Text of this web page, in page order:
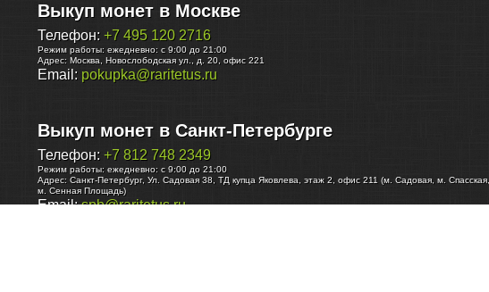
Выкуп монет в Москве
Телефон: +7 495 120 2716
Режим работы: ежедневно: с 9:00 до 21:00
Адрес: Москва Новослободская ул., д. 20, офис 221
Email: pokupka@raritetus.ru
Выкуп монет в Санкт-Петербурге
Телефон: +7 812 748 2349
Режим работы: ежедневно: с 9:00 до 21:00
Адрес: Санкт-Петербург, Ул. Садовая 38, ТД купца Яковлева, этаж 2, офис 211 (м. Садовая, м. Спасская,
м. Сенная Площадь)
Email:spb@raritetus.ru